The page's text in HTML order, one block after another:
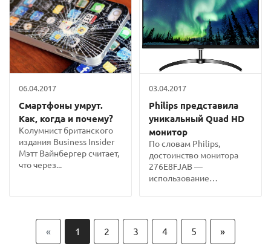
06.04.2017
Смартфоны умрут.
Как, когда и почему?
Колумнист британского
издания Business Insider
Мэтт Вайнбергер считает,
что через...
03.04.2017
Philips представила
уникальный Quad HD
монитор
По словам Philips,
достоинство монитора
276E8FJAB —
использование
« 1 2 3 4 5 »